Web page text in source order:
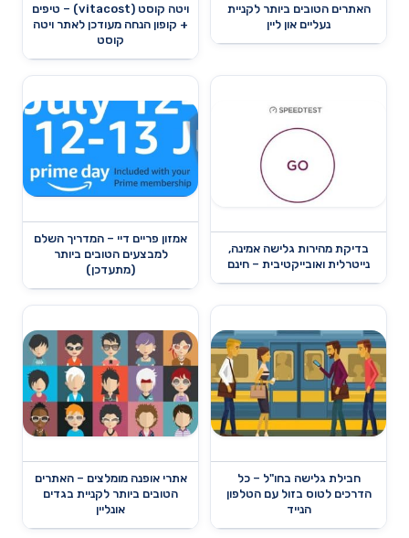
האתרים הטובים ביותר לקניית
נעליים און ליין
ויטה קוסט (vitacost) – טיפים
+ קופון הנחה מעודכן לאתר ויטה
קוסט
בדיקת מהירות גלישה אמינה,
נייטרלית ואובייקטיבית – חינם
אמזון פריים דיי – המדריך השלם
למבצעים הטובים ביותר
(מתעדכן)
חבילת גלישה בחו"ל – כל
הדרכים לטוס בזול עם הטלפון
הנייד
אתרי אופנה מומלצים – האתרים
הטובים ביותר לקניית בגדים
אונליין